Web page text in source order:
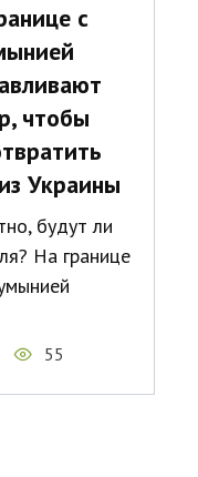
с
чтобы
Украины
будут ли
На границе
55